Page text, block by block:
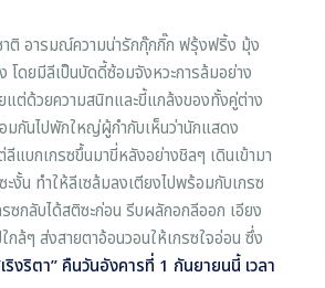
าติ อารมณ์ความน่ารักกุ๊กกิ๊ก ฟรุ้งฟริ้ง มุ้ง
ดยมีลีเป็นบัดดี้ซ้อมจังหวะการล้มอย่าง
ต่ด้วยความสนิทและขี้แกล้งของทั้งคู่ต่าง
มกันไปพักใหญ่ผู้กำกับเห็นว่านักแสดง
บกเกรซขึ้นมาขี่หลังอย่างชิลๆ เดินเข้ามา
งั้น ทำให้ลีเซล้มลงเตียงไปพร้อมกับเกรซ
ซกลับได้สติซะก่อน รีบผลักอกลีออก เอียง
ล้ๆ ส่งสายตาอ้อนวอนให้เกรซใจอ่อน ซึ่ง
ริงริตา” คืนวันอังคารที่ 1 กันยายนนี้ เวลา